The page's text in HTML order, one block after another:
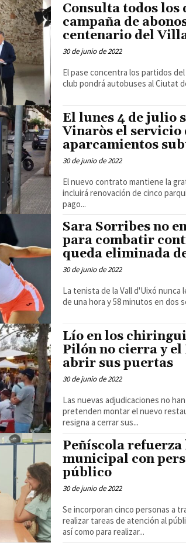
Consulta todos los
campaña de
centenario del
30 de junio de 2022
El pase concentra los partidos
club pondrá autobuses al Ciutat
El lunes 4 de julio
Vinaròs el servicio
aparcamientos
30 de junio de 2022
El nuevo contrato mantiene la
incluirá renovación de cinco
pago...
Sara Sorribes no
para combatir
queda eliminada
30 de junio de 2022
La tenista de la Vall d'Uixó nunca
de una hora y 58 minutos en dos
Lío en los
Pilón no cierra y el
abrir sus puertas
30 de junio de 2022
Las nuevas adjudicaciones no
pretenden montar el nuevo
resigna a cerrar sus...
Peñíscola
municipal con
público
30 de junio de 2022
Se incorporan cinco personas a
realizar tareas de atención al
así como para realizar...